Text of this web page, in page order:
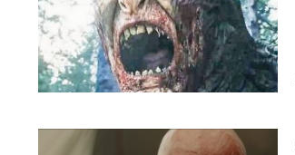
Названы регионы России,
куда продлят наземное
метро Москвы
выдачи: что изменится для
покупателей